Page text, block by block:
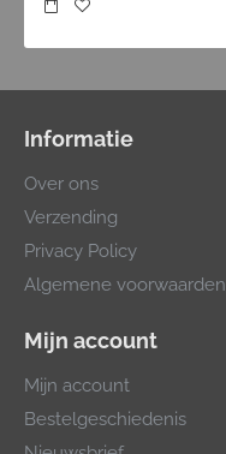
Informatie
Over ons
Verzending
Privacy Policy
Algemene voorwaarden
Mijn account
Mijn account
Bestelgeschiedenis